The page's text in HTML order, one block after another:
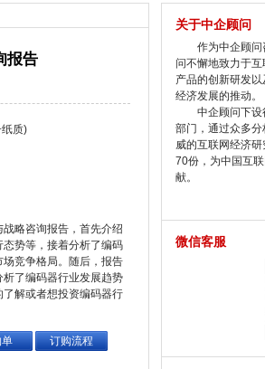
报告
质)
略咨询报告，首先介绍
势等，接着分析了编码
竞争格局。随后，报告
了编码器行业发展趋势
解或者想投资编码器行
订购流程
关于中企顾问
作为中企顾问
问不懈地致力于
产品的创新研发
经济发展的推动。
中企顾问下设
部门，通过众多
威的互联网经济
70份，为中国互
献。
微信客服